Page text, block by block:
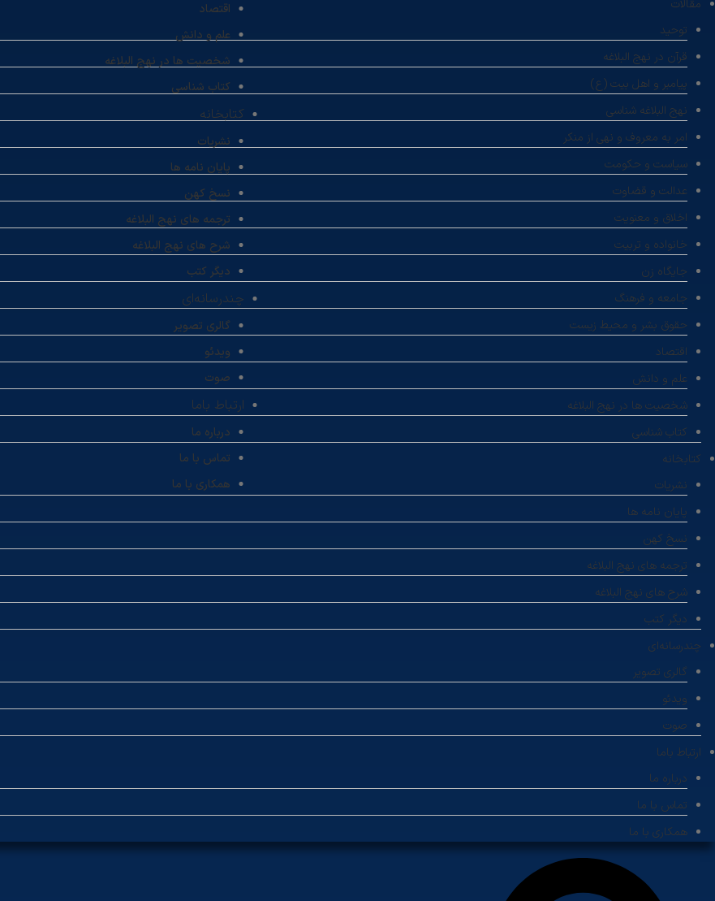
اقتصاد
علم و دانش
شخصیت ها در نهج البلاغه
کتاب شناسی
کتابخانه
نشریات
پایان نامه ها
نسخ کهن
ترجمه های نهج البلاغه
شرح های نهج البلاغه
دیگر کتب
چندرسانه‌ای
گالری تصویر
ویدئو
صوت
ارتباط باما
درباره ما
تماس با ما
همکاری با ما
مقالات
توحید
قرآن در نهج البلاغه
پیامبر و اهل بیت (ع)
نهج البلاغه شناسی
امر به معروف و نهی از منکر
سیاست و حکومت
عدالت و قضاوت
اخلاق و معنویت
خانواده و تربیت
جایگاه زن
جامعه و فرهنگ
حقوق بشر و محیط زیست
اقتصاد
علم و دانش
شخصیت ها در نهج البلاغه
کتاب شناسی
کتابخانه
نشریات
پایان نامه ها
نسخ کهن
ترجمه های نهج البلاغه
شرح های نهج البلاغه
دیگر کتب
چندرسانه‌ای
گالری تصویر
ویدئو
صوت
ارتباط باما
درباره ما
تماس با ما
همکاری با ما